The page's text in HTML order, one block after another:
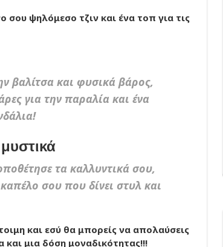
ψηλόμεσο τζιν και ένα τοπ για τις
βαλίτσα και φυσικά βάρος,
για την παραλία και ένα
τα καλλυντικά σου,
σου που δίνει στυλ και
και εσύ θα μπορείς να απολαύσεις
και μια δόση μοναδικότητας!!!